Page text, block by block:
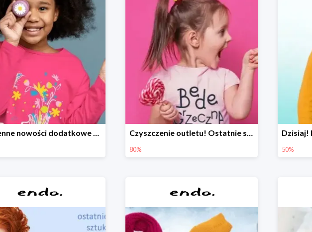
Wiosenne nowości dodatkowe -20% Czyszczenie outletu! Ostatnie sztuki do -80%
80% 50%